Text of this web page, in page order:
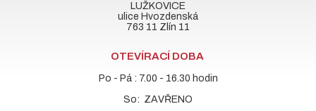
LUŽKOVICE
ulice Hvozdenská
763 11 Zlín 11
OTEVÍRACÍ DOBA
Po - Pá : 7.00 - 16.30 hodin
So: ZAVŘENO